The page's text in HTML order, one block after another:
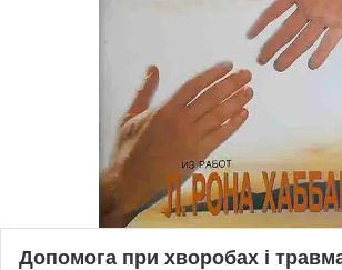
Допомога при хворобах і